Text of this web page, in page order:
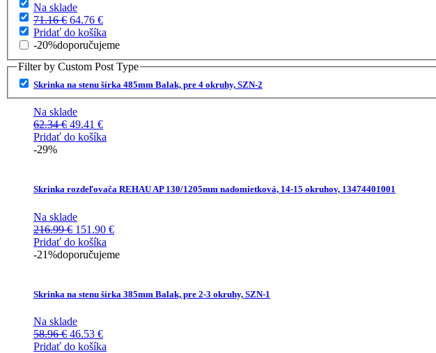
Filter by Custom Post Type
Na sklade
71.16€ Pôvodná
cena
bola:
71.16 €.
64.76 €Aktuálna
cena
je:
64.76 €.
Pridať do košíka
-20%doporučujeme
Skrinka na stenu šírka 485mm Balak, pre 4 okruhy, SZN-2
Na sklade
62.34€ Pôvodná
cena
49.41 €Aktuálna
cena
Pridať do košíka
-29%
Skrinka rozdeľovača REHAU AP 130/1205mm nadomietková, 14-15 okruhov, 13474401001
Na sklade
216.99€ Pôvodná
cena
bola:
151.90 €Aktuálna
je:
Pridať do košíka
-21%doporučujeme
Skrinka na stenu šírka 385mm Balak, pre 2-3 okruhy, SZN-1
Na sklade
58.96€ Pôvodná
cena
46.53 €Aktuálna
cena
Pridať do košíka